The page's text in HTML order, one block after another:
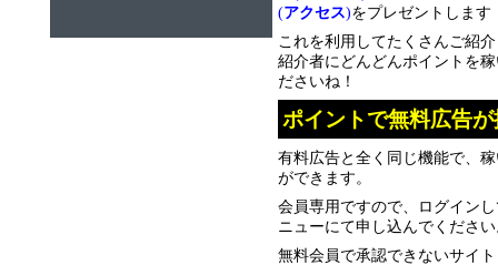
(アクセス)をプレゼントします
これを利用してたくさんご紹
紹介者にどんどんポイントを
ださいね！
ポイントで無料広告
有料広告と全く同じ機能で、
ができます。
会員専用ですので、ログイン
ニューにて申し込んでくださ
無料会員で承認できないサイ